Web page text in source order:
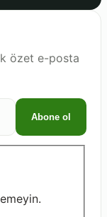
özet e-posta
Abone ol